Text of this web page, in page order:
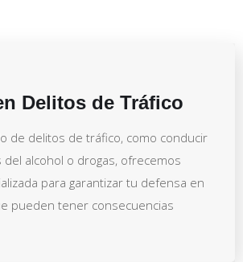
Delitos de Tráfico
de delitos de tráfico, como conducir
alcohol o drogas, ofrecemos
para garantizar tu defensa en
pueden tener consecuencias